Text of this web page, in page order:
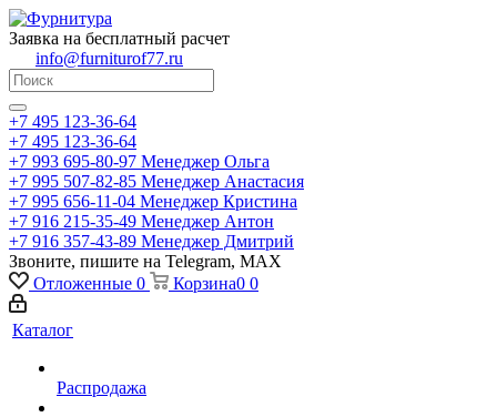
Заявка на бесплатный расчет
info@furniturof77.ru
+7 495 123-36-64
+7 495 123-36-64
+7 993 695-80-97 Менеджер Ольга
+7 995 507-82-85 Менеджер Анастасия
+7 995 656-11-04 Менеджер Кристина
+7 916 215-35-49 Менеджер Антон
+7 916 357-43-89 Менеджер Дмитрий
Звоните, пишите на Telegram, MAX
Отложенные 0 Корзина0 0
Каталог
Распродажа